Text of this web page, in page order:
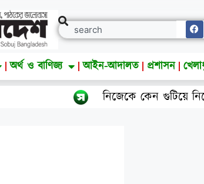
অর্থ ও বাণিজ্য আইন-আদালত প্রশাসন
নিজেকে কেন গুটিয়ে নিয়েছেন শাকিব